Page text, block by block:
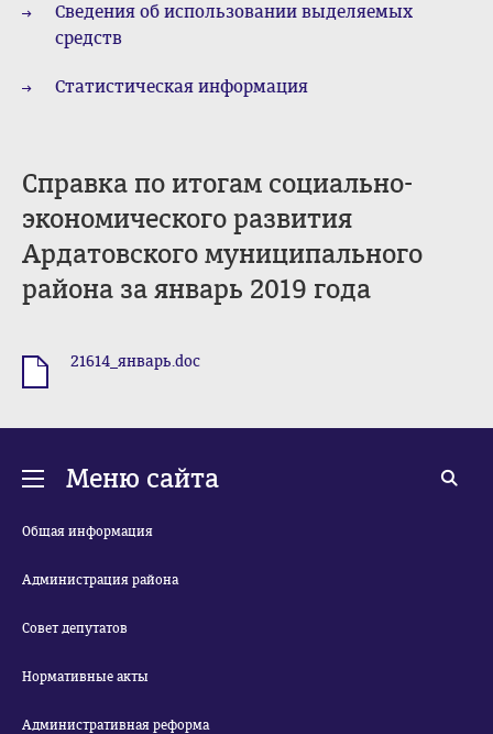
Сведения об использовании выделяемых
средств
Статистическая информация
Справка по итогам социально-
экономического развития
Ардатовского муниципального
района за январь 2019 года
21614_январь.doc
Меню сайта
Общая информация
Администрация района
Совет депутатов
Нормативные акты
Административная реформа